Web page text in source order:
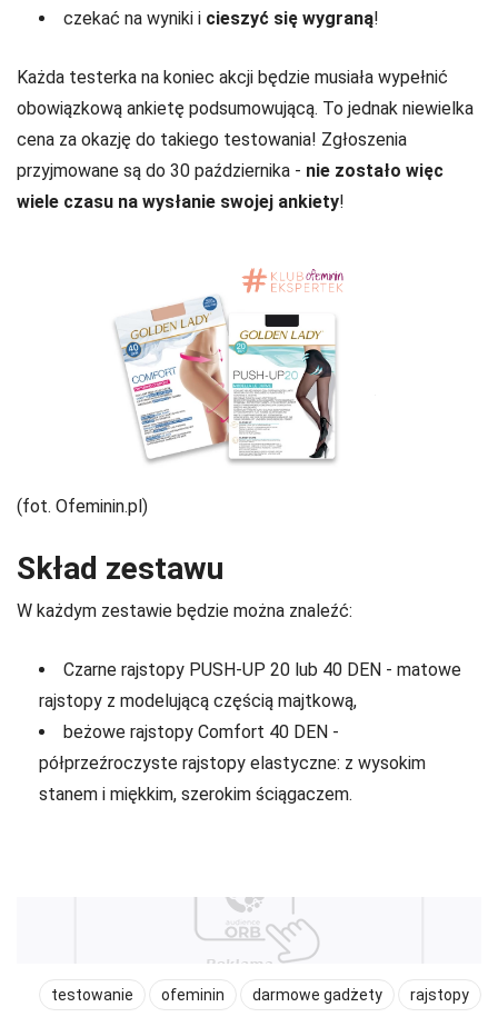
czekać na wyniki i cieszyć się wygraną!
Każda testerka na koniec akcji będzie musiała wypełnić
obowiązkową ankietę podsumowującą. To jednak niewielka
cena za okazję do takiego testowania! Zgłoszenia
przyjmowane są do 30 października - nie zostało więc
wiele czasu na wysłanie swojej ankiety!
(fot. Ofeminin.pl)
Skład zestawu
W każdym zestawie będzie można znaleźć:
Czarne rajstopy PUSH-UP 20 lub 40 DEN - matowe
rajstopy z modelującą częścią majtkową,
beżowe rajstopy Comfort 40 DEN -
półprzeźroczyste rajstopy elastyczne: z wysokim
stanem i miękkim, szerokim ściągaczem.
testowanie ofeminin darmowe gadżety rajstopy